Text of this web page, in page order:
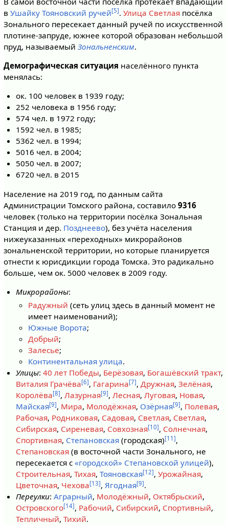
в Ушайку Тояновский ручей[5]. Улица Светлаяпосёлка
Зонального пересекает данный ручей по искусственной
плотине-запруде, южнее которой образован небольшой
пруд, называемый Зональненским.
Демографическая ситуация населённого пункта
менялась:
ок. 100 человек в 1939 году;
252 человека в 1956 году;
574 чел. в 1972 году;
1592 чел. в 1985;
5362 чел. в 1994;
5016 чел. в 2004;
5050 чел. в 2007;
6720 чел. в 2015
Население на 2019 год, по данным сайта
Администрации Томского района, составило 9316
человек (только на территории посёлка Зональная
Станция и дер. Позднеево), без учёта населения
нижеуказанных «переходных» микрорайонов
зональненской территории, но которые планируется
отнести к юрисдикции города Томска. Это радикально
больше, чем ок. 5000 человек в 2009 году.
Микрорайоны:
Радужный (сеть улиц здесь в данный момент не
имеет наименований);
Южные Ворота;
Добрый;
Залесье;
Континентальная улица.
Улицы:40 лет Победы, Берёзовая, Богашёвский тракт,
Виталия Грачёва[6], Гагарина[7],Дружная,Зелёная,
Королёва[8],Лазурная[9],Лесная,Луговая, Новая,
Майская[9], Мира, Молодёжная, Озёрная[9], Полевая,
Рабочая, Родниковая, Садовая, Светлая, Светлая,
Сибирская, Сиреневая, Совхозная[10], Солнечная,
Спортивная, Степановская (городская)[11],
Степановская (в восточной части Зонального, не
пересекается с«городской» Степановской улицей),
Строительная,Тихая,Тояновская[12],Урожайная,
Цветочная, Чехова[13],Ягодная[9].
Переулки:Аграрный, Молодёжный, Октябрьский,
Островского[14], Рабочий, Сибирский, Спортивный,
Тепличный,Тихий.